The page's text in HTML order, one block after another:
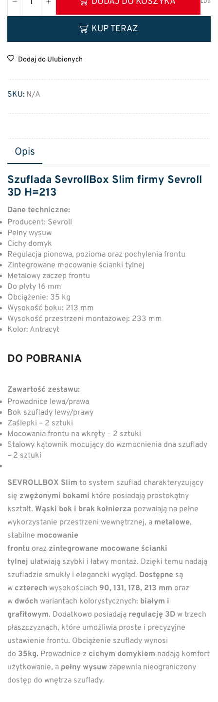
LUB
KUP TERAZ
Dodaj do Ulubionych
SKU: N/A
Opis
Szuflada SevrollBox Slim firmy Sevroll
3D H=213
Dane techniczne:
Producent: Sevroll
Pełny wysuw
Cichy domyk
Regulacja pionowa, pozioma oraz pochylenia frontu
Zintegrowane mocowanie ścianki tylnej
Metalowy zaczep frontu
Do płyty 16 mm
Obciążenie: 35 kg
Wysokość boku: 213 mm
Wysokość przestrzeni montażowej: 233 mm
Kolor: Antracyt
DO POBRANIA
Zawartość zestawu:
Prowadnice lewa/prawa
Bok szuflady lewy/prawy
Zaślepki – 2 sztuki
Mocowania frontu na wkręty – 2 sztuki
Stalowy kątownik mocujący do wzmocnienia dna szuflady
– 2 sztuki
SEVROLLBOX Slim to system szuflad charakteryzujący
się zwężonymi bokami które posiadają prostokątny
kształt. Wąski bok i brak kołnierza pozwalają na pełne
wykorzystanie przestrzeni wewnętrznej, a metalowe,
stabilne mocowanie
frontu oraz zintegrowane mocowane ścianki
tylnej ułatwiają szybki i łatwy montaż. Dzięki temu nadają
szufladzie smukły i elegancki wygląd. Dostępne są
w czterech wysokościach 90, 131, 178, 213 mm oraz
w dwóch wariantach kolorystycznych: białym i
grafitowym. Dodatkowo posiadają regulację 3D w trzech
płaszczyznach, które umożliwia proste i precyzyjne
ustawienie frontu. Obciążenie szuflady wynosi
do 35kg. Prowadnice z cichym domykiem nadają komfort
użytkowanie, a pełny wysuw zapewnia nieograniczony
dostęp do wnętrza szuflady.